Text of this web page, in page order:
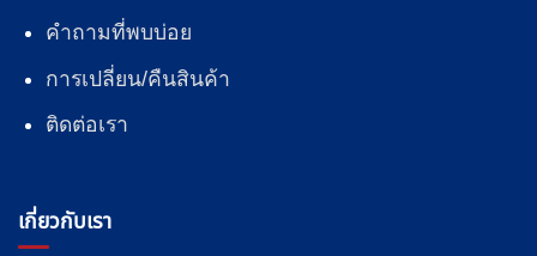
คำถามที่พบบ่อย
การเปลี่ยน/คืนสินค้า
ติดต่อเรา
เกี่ยวกับเรา